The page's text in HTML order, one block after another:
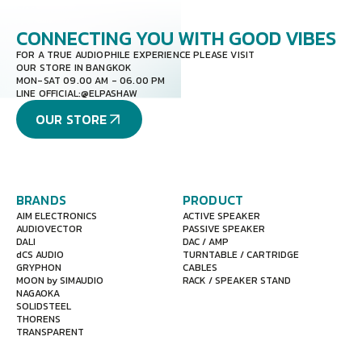
CONNECTING YOU WITH GOOD VIBES
FOR A TRUE AUDIOPHILE EXPERIENCE PLEASE VISIT
OUR STORE IN BANGKOK
MON-SAT 09.00 AM - 06.00 PM
LINE OFFICIAL:@ELPASHAW
OUR STORE
BRANDS
AIM ELECTRONICS
AUDIOVECTOR
DALI
dCS AUDIO
GRYPHON
MOON by SIMAUDIO
NAGAOKA
SOLIDSTEEL
THORENS
TRANSPARENT
PRODUCT
ACTIVE SPEAKER
PASSIVE SPEAKER
DAC / AMP
TURNTABLE / CARTRIDGE
CABLES
RACK / SPEAKER STAND